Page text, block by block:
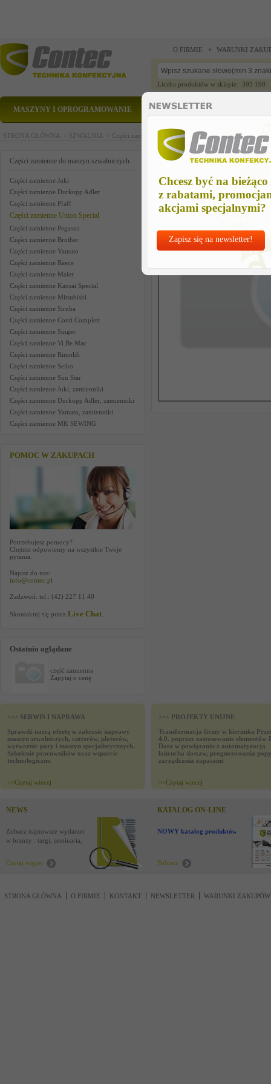
Chcesz być na bieżąco
z rabatami,
akcjami specjalnymi?
Zapisz się na newsletter!
O FIRMIE WARUNKI
Liczba produktów w sklepie: 393 198
MASZYNY I OPROGRAMOWANIE CZĘŚCI ZAMIENNE
STRONA GŁÓWNA > SZWALNIA > Części zamienne do maszyn szwalniczych >Części
Części zamienne do maszyn szwalniczych
Części zamienne Juki
Części zamienne Durkopp Adler
Części zamienne Pfaff
Części zamienne Union Special
Części zamienne Pegasus
Części zamienne Brother
Części zamienne Yamato
Części zamienne Reece
Części zamienne Maier
Części zamienne Kansai Special
Części zamienne Mitsubishi
Części zamienne Siruba
Części zamienne Conti Complett
Części zamienne Singer
Części zamienne Vi.Be.Mac
Części zamienne Rimoldi
Części zamienne Seiko
Części zamienne Sun Star
Części zamienne Juki, zamienniki
Części zamienne Durkopp Adler, zamienniki
Części zamienne Yamato, zamienniki
Części zamienne MK SEWING
POMOC W ZAKUPACH
Potrzebujesz pomocy?
Chętnie odpowiemy na wszystkie Twoje
pytania.
Napisz do nas:
info@contec.pl
Zadzwoń: tel.: (42) 227 11 40
Skontaktuj się przez Live Chat
Ostatnio oglądane
część zamienna
Zapytaj o cenę
część zamienna
>>> SERWIS I NAPRAWA
Sprawdź naszą ofertę w zakresie naprawy
maszyn szwalniczych, cutterów, ploterów,
wytwornic pary i maszyn specjalistycznych.
Szkolenie pracowników oraz wsparcie
technologiczne.
>>Czytaj wiecej
>>> PROJEKTY UNIJNE
Transformacja firmy w kierunku
4.0. poprzez zastosowanie elementów
Data w powiązaniu z automatyzacją
łańcucha dostaw, prognozowania
zarządzania zapasami
>>Czytaj wiecej
NEWS
Zobacz najnowsze wydarzenia
w branży : targi, seminaria,
Czytaj więcej
KATALOG ON-LINE
NOWY katalog produktów !
Pobierz
STRONA GŁÓWNA O FIRMIE KONTAKT NEWSLETTER WARUNKI ZAKUPÓW